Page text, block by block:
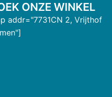
ONZE WINKEL
addr="7731CN 2, Vrijthof